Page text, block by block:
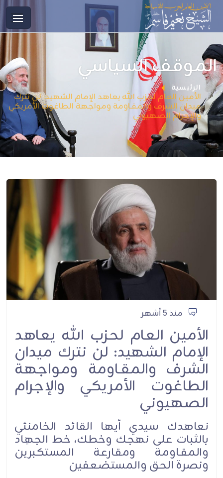
الموقف السياسي
الرئيسية
الأمين العام لحزب الله يعاهد الإمام الشهيد: لن نترك
ميدان الشرف والمقـاومة ومواجهة الطاغوت الأمريكي
والإجرام الصهيوني
منذ 5 أشهر
الأمين العام لحزب الله يعاهد
الإمام الشهيد: لن نترك ميدان
الشرف والمقـاومة ومواجهة
الطاغوت الأمريكي والإجرام
الصهيوني
نعاهدك سيدي أيها القائد الخامنئي
بالثبات على نهجك وخطك، خط الجهِاد
والمقـاومة ومقارعة المستكبرين
‏ونصرة الحق والمستضعفين